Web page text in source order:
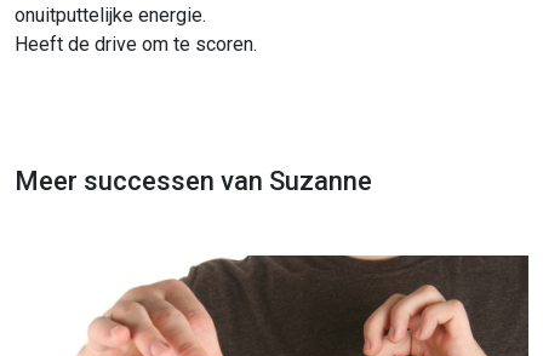
onuitputtelijke energie.
Heeft de drive om te scoren.
Meer successen van Suzanne